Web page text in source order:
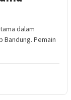
dalam
Pemain